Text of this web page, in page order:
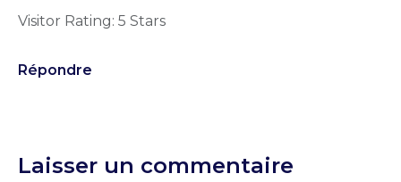
Visitor Rating: 5 Stars
Répondre
Laisser un commentaire